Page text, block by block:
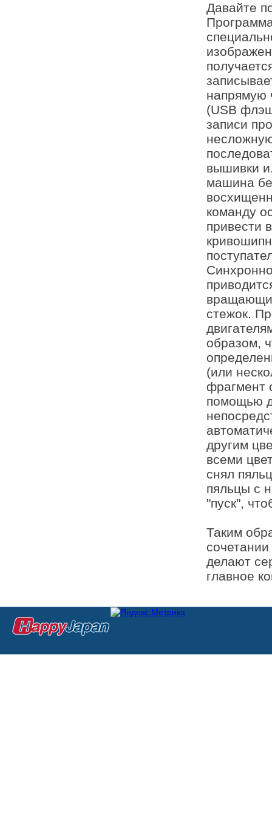
Давайте
напрямую
(USB
записи
вышивки
машина
команду
привести
стежок.
образом,
(или
фрагмент
помощью
другим
всеми
снял
пяльцы с
"пуск",
Таким
делают
главное